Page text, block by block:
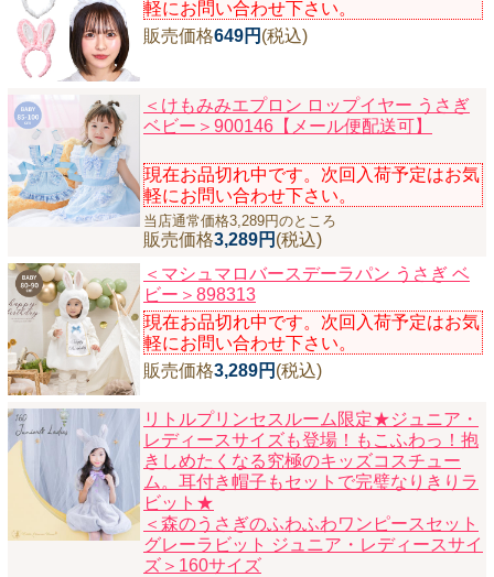
軽にお問い合わせ下さい。
販売価格649円 (税込)
＜けもみみエプロン ロップイヤー うさぎ
ベビー＞900146【メール便配送可】
現在お品切れ中です。次回入荷予定はお気
軽にお問い合わせ下さい。
当店通常価格3,289円のところ
販売価格3,289円 (税込)
＜マシュマロバースデーラパン うさぎ ベ
ビー＞898313
現在お品切れ中です。次回入荷予定はお気
軽にお問い合わせ下さい。
販売価格3,289円 (税込)
リトルプリンセスルーム限定★ジュニア・
レディースサイズも登場！もこふわっ！抱
きしめたくなる究極のキッズコスチュー
ム。耳付き帽子もセットで完璧なりきりラ
ビット★
＜森のうさぎのふわふわワンピースセット
グレーラビット ジュニア・レディースサイ
ズ＞160サイズ